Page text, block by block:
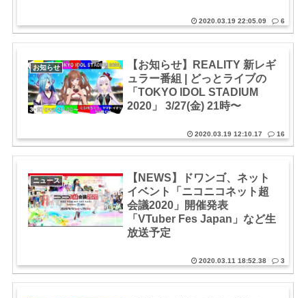
2020.03.19 22:05.09 6
お知らせ
【お知らせ】REALITY 新レギ
ュラー番組 | どっとライブの
「TOKYO IDOL STADIUM
2020」 3/27(金) 21時〜
2020.03.19 12:10.17 16
ニュース
【NEWS】ドワンゴ、ネット
イベント「ニコニコネット超
会議2020」開催発表
「VTuber Fes Japan」など生
放送予定
2020.03.11 18:52.38 3